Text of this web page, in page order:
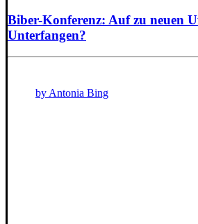
Biber-Konferenz: Auf zu neuen
Unterfangen?
by Antonia Bing